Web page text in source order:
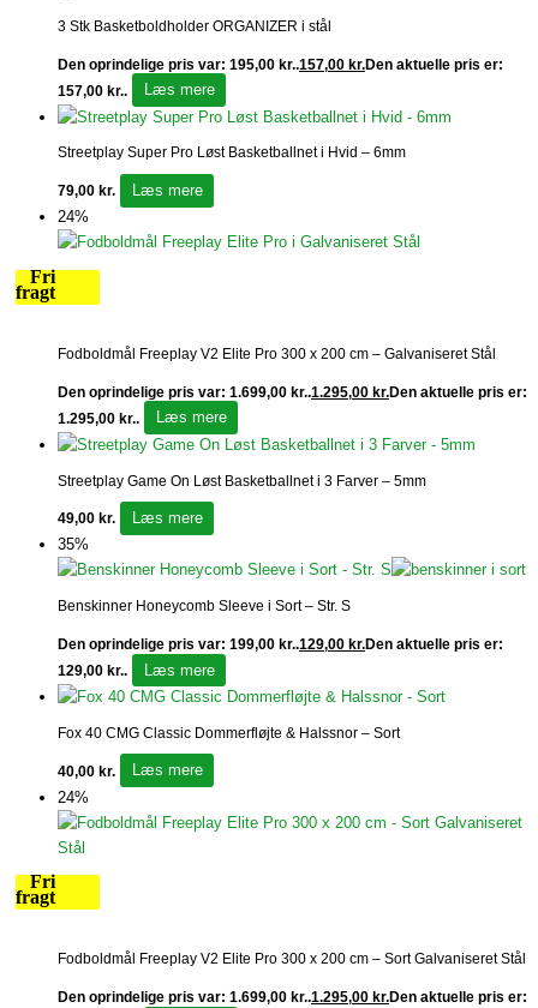
3 Stk Basketboldholder ORGANIZER i stål
Den oprindelige pris var: 195,00 kr..157,00 kr.Den aktuelle pris er:
157,00 kr..
Læs mere
Streetplay Super Pro Løst Basketballnet i Hvid – 6mm
79,00 kr.
Læs mere
24%
Fri
fragt
Fodboldmål Freeplay V2 Elite Pro 300 x 200 cm – Galvaniseret Stål
Den oprindelige pris var: 1.699,00 kr..1.295,00 kr.Den aktuelle pris er:
1.295,00 kr..
Læs mere
Streetplay Game On Løst Basketballnet i 3 Farver – 5mm
49,00 kr.
Læs mere
35%
Benskinner Honeycomb Sleeve i Sort – Str. S
Den oprindelige pris var: 199,00 kr..129,00 kr.Den aktuelle pris er:
129,00 kr..
Læs mere
Fox 40 CMG Classic Dommerfløjte & Halssnor – Sort
40,00 kr.
Læs mere
24%
Fri
fragt
Fodboldmål Freeplay V2 Elite Pro 300 x 200 cm – Sort Galvaniseret Stål
Den oprindelige pris var: 1.699,00 kr..1.295,00 kr.Den aktuelle pris er: